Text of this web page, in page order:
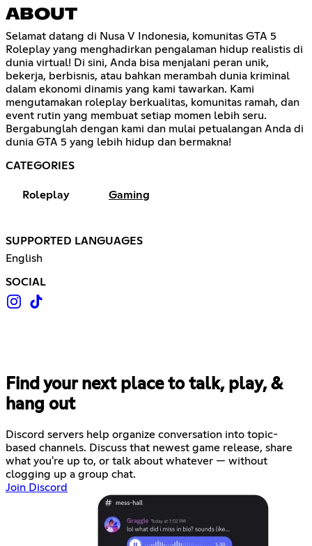
ABOUT
Selamat datang di Nusa V Indonesia, komunitas GTA 5
Roleplay yang menghadirkan pengalaman hidup realistis di
dunia virtual! Di sini, Anda bisa menjalani peran unik,
bekerja, berbisnis, atau bahkan merambah dunia kriminal
dalam ekonomi dinamis yang kami tawarkan. Kami
mengutamakan roleplay berkualitas, komunitas ramah, dan
event rutin yang membuat setiap momen lebih seru.
Bergabunglah dengan kami dan mulai petualangan Anda di
dunia GTA 5 yang lebih hidup dan bermakna!
CATEGORIES
Roleplay Gaming
SUPPORTED LANGUAGES
English
SOCIAL
Find your next place to talk, play, &
hang out
Discord servers help organize conversation into topic-
based channels. Discuss that newest game release, share
what you're up to, or talk about whatever — without
clogging up a group chat.
Join Discord